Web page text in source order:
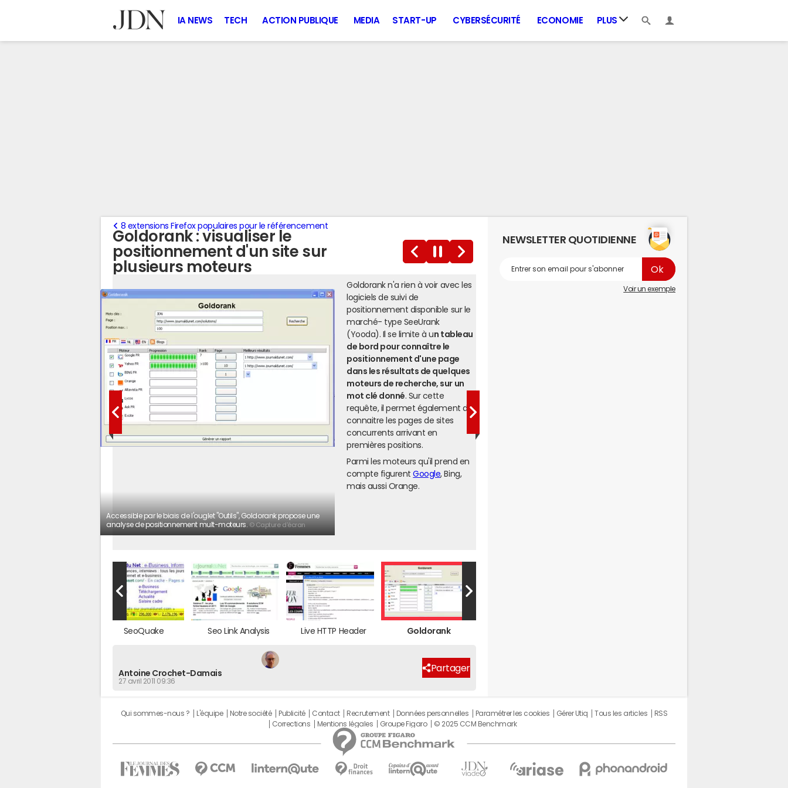
IA NEWS TECH ACTION PUBLIQUE MEDIA START-UP CYBERSÉCURITÉ ECONOMIE PLUS
Goldorank : visualiser le
positionnement d'un site sur
plusieurs moteurs
8 extensions Firefox populaires pour le référencement
Accessible par le biais de l'ouglet "Outils", Goldorank propose une
analyse de positionnement mult-moteurs.
© Capture d'écran
Goldorank n'a rien à voir avec les
logiciels de suivi de
positionnement disponible sur le
marché- type SeeUrank
(Yooda). Il se limite à un tableau
de bord pour connaître le
positionnement d'une page
dans les résultats de quelques
moteurs de recherche, sur un
mot clé donné. Sur cette
requête, il permet également de
connaitre les pages de sites
concurrents arrivant en
premières positions.
Parmi les moteurs qu'il prend en
compte figurentGoogle, Bing,
mais aussi Orange.
SeoQuake Seo Link Analysis Live HTTP Header Goldorank
Antoine Crochet-Damais
27 avril 2011 09:36
Partager
NEWSLETTER QUOTIDIENNE
Voir un exemple
Qui sommes-nous ? L'équipe Notre société Publicité Contact Recrutement Données personnelles Paramétrer les cookies Gérer Utiq Tous les articles
RSS
Corrections
Mentions légales Groupe Figaro © 2025 CCM Benchmark